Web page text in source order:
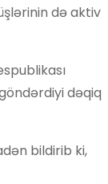
də aktiv
dəqiq
bildirib ki,